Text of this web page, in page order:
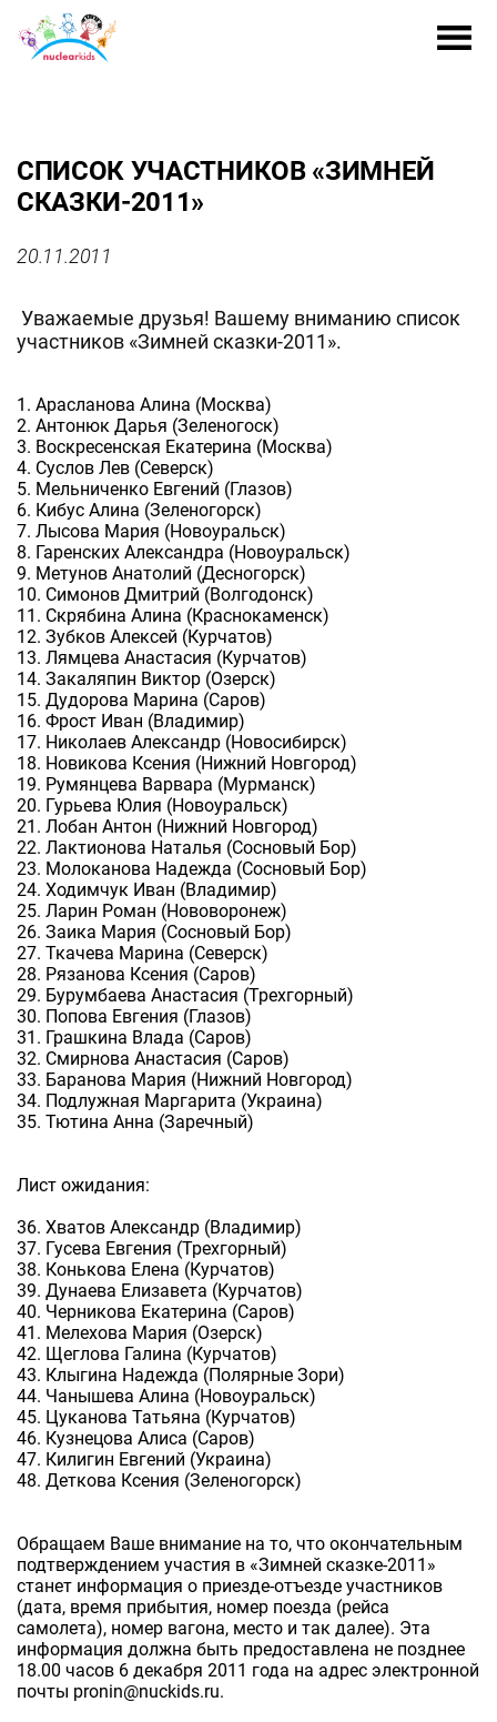
СПИСОК УЧАСТНИКОВ «ЗИМНЕЙ
СКАЗКИ-2011»
20.11.2011
Уважаемые друзья! Вашему вниманию список
участников «Зимней сказки-2011».
1. Арасланова Алина (Москва)
2. Антонюк Дарья (Зеленогоск)
3. Воскресенская Екатерина (Москва)
4. Суслов Лев (Северск)
5. Мельниченко Евгений (Глазов)
6. Кибус Алина (Зеленогорск)
7. Лысова Мария (Новоуральск)
8. Гаренских Александра (Новоуральск)
9. Метунов Анатолий (Десногорск)
10. Симонов Дмитрий (Волгодонск)
11. Скрябина Алина (Краснокаменск)
12. Зубков Алексей (Курчатов)
13. Лямцева Анастасия (Курчатов)
14. Закаляпин Виктор (Озерск)
15. Дудорова Марина (Саров)
16. Фрост Иван (Владимир)
17. Николаев Александр (Новосибирск)
18. Новикова Ксения (Нижний Новгород)
19. Румянцева Варвара (Мурманск)
20. Гурьева Юлия (Новоуральск)
21. Лобан Антон (Нижний Новгород)
22. Лактионова Наталья (Сосновый Бор)
23. Молоканова Надежда (Сосновый Бор)
24. Ходимчук Иван (Владимир)
25. Ларин Роман (Нововоронеж)
26. Заика Мария (Сосновый Бор)
27. Ткачева Марина (Северск)
28. Рязанова Ксения (Саров)
29. Бурумбаева Анастасия (Трехгорный)
30. Попова Евгения (Глазов)
31. Грашкина Влада (Саров)
32. Смирнова Анастасия (Саров)
33. Баранова Мария (Нижний Новгород)
34. Подлужная Маргарита (Украина)
35. Тютина Анна (Заречный)
Лист ожидания:
36. Хватов Александр (Владимир)
37. Гусева Евгения (Трехгорный)
38. Конькова Елена (Курчатов)
39. Дунаева Елизавета (Курчатов)
40. Черникова Екатерина (Саров)
41. Мелехова Мария (Озерск)
42. Щеглова Галина (Курчатов)
43. Клыгина Надежда (Полярные Зори)
44. Чанышева Алина (Новоуральск)
45. Цуканова Татьяна (Курчатов)
46. Кузнецова Алиса (Саров)
47. Килигин Евгений (Украина)
48. Деткова Ксения (Зеленогорск)
Обращаем Ваше внимание на то, что окончательным
подтверждением участия в «Зимней сказке-2011»
станет информация о приезде-отъезде участников
(дата, время прибытия, номер поезда (рейса
самолета), номер вагона, место и так далее). Эта
информация должна быть предоставлена не позднее
18.00 часов 6 декабря 2011 года на адрес электронной
почты pronin@nuckids.ru.